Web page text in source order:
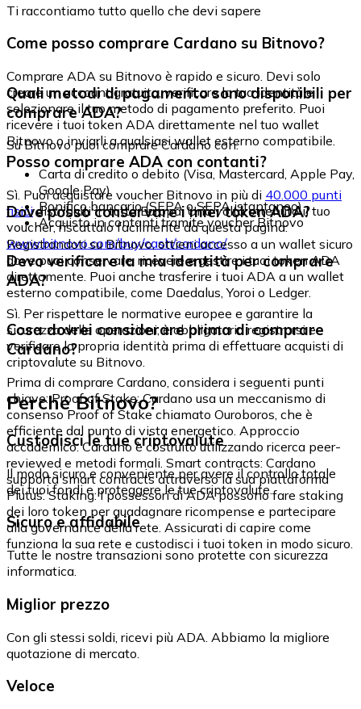
Ti raccontiamo tutto quello che devi sapere
Come posso comprare Cardano su Bitnovo?
Comprare ADA su Bitnovo è rapido e sicuro. Devi solo
creare un account gratuito, verificare la tua identità e
selezionare il tuo metodo di pagamento preferito. Puoi
ricevere i tuoi token ADA direttamente nel tuo wallet
Bitnovo o inviarli a qualsiasi wallet esterno compatibile.
Quali metodi di pagamento sono disponibili per
comprare ADA?
Su Bitnovo puoi comprare Cardano con:
Carta di credito o debito (Visa, Mastercard, Apple Pay,
Google Pay)
Bonifico bancario (SEPA o SEPA istantaneo)
Acquisto in contanti tramite voucher Bitnovo
Posso comprare ADA con contanti?
Sì. Puoi acquistare voucher Bitnovo in più di 40.000 punti
fisicidistribuiti in tutta Europa. Una volta ottenuto il tuo
voucher, riscattalo facilmente da questa pagina:
www.bitnovo.com/buy/cash/cardano/
Dove posso conservare i miei token ADA?
Registrandoti su Bitnovo, ottieni accesso a un wallet sicuro
dove puoi conservare, ricevere e gestire i tuoi token ADA
direttamente. Puoi anche trasferire i tuoi ADA a un wallet
esterno compatibile, come Daedalus, Yoroi o Ledger.
Devo verificare la mia identità per comprare
ADA?
Sì. Per rispettare le normative europee e garantire la
sicurezza delle operazioni, è obbligatorio registrarsi e
verificare la propria identità prima di effettuare acquisti di
criptovalute su Bitnovo.
Cosa dovrei considerare prima di comprare
Cardano?
Prima di comprare Cardano, considera i seguenti punti
chiave: Proof of Stake: Cardano usa un meccanismo di
consenso Proof of Stake chiamato Ouroboros, che è
efficiente dal punto di vista energetico. Approccio
accademico: Cardano è costruito utilizzando ricerca peer-
reviewed e metodi formali. Smart contracts: Cardano
supporta smart contracts attraverso la sua piattaforma
Plutus. Staking: I possessori di ADA possono fare staking
dei loro token per guadagnare ricompense e partecipare
alla governance della rete. Assicurati di capire come
funziona la sua rete e custodisci i tuoi token in modo sicuro.
Perché Bitnovo?
Custodisci le tue criptovalute
Il modo sicuro e conveniente per avere il controllo totale
dei tuoi fondi e proteggere le tue criptovalute.
Sicuro e affidabile
Tutte le nostre transazioni sono protette con sicurezza
informatica.
Miglior prezzo
Con gli stessi soldi, ricevi più ADA. Abbiamo la migliore
quotazione di mercato.
Veloce